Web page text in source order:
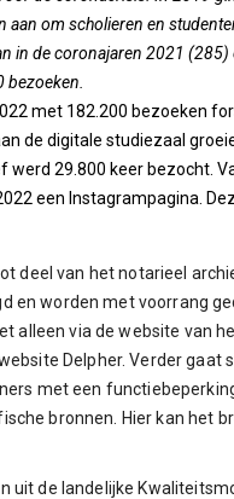
om scholieren en
in de coronajaren 2021
met 182.200 bezoeken
de digitale studiezaal
werd 29.800 keer bezocht.
een Instagrampagina.
deel van het notarieel
en worden met voorrang
alleen via de website van
Delpher. Verder gaat
met een
bronnen. Hier kan het
uit de landelijke